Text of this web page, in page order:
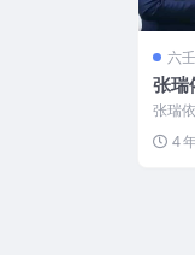
六
张瑞
字预
集视
张瑞
测》
中中
4